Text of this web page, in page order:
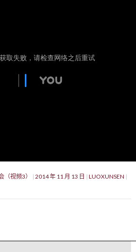
（视频3） 2014 年 11 月 13 日
LUOXUNSEN